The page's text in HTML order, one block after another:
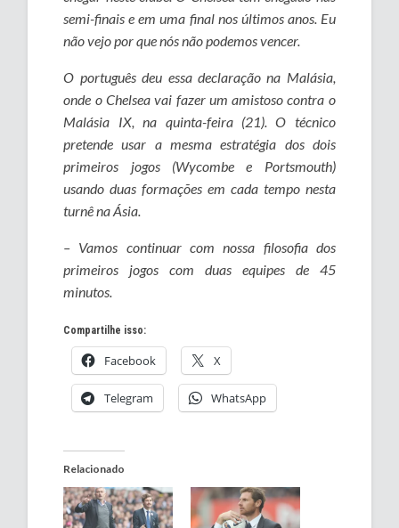
semi-finais e em uma final nos últimos anos. Eu
não vejo por que nós não podemos vencer.
O português deu essa declaração na Malásia,
onde o Chelsea vai fazer um amistoso contra o
Malásia IX, na quinta-feira (21). O técnico
pretende usar a mesma estratégia dos dois
primeiros jogos (Wycombe e Portsmouth)
usando duas formações em cada tempo nesta
turnê na Ásia.
– Vamos continuar com nossa filosofia dos
primeiros jogos com duas equipes de 45
minutos.
Compartilhe isso:
Facebook X
Telegram WhatsApp
Relacionado